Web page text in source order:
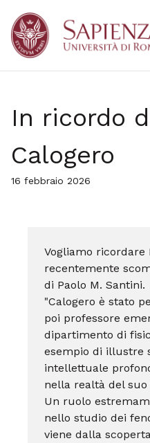
In ricordo
Calogero
16 febbraio 2026
Vogliamo ricordare
recentemente
di Paolo M. Santini.
"Calogero è stato
poi professore
dipartimento di
esempio di illustre
intellettuale
nella realtà del suo
Un ruolo
nello studio dei
viene dalla